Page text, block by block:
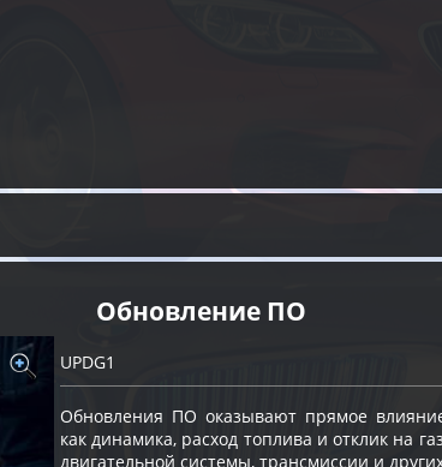
Обновление ПО
UPDG1
Обновления ПО оказывают прямое
как динамика, расход топлива и отклик на
двигательной системы, трансмиссии и